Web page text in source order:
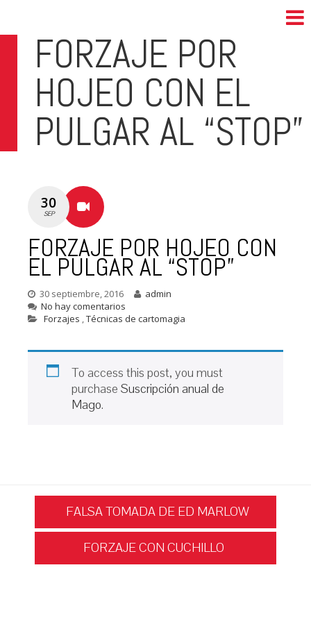
FORZAJE POR
HOJEO CON EL
PULGAR AL “STOP”
30
SEP
FORZAJE POR HOJEO CON
EL PULGAR AL “STOP”
30 septiembre, 2016
admin
No hay comentarios
Forzajes ,Técnicas de cartomagia
To access this post, you must
purchase Suscripción anual de
Mago.
Navegación
FALSA TOMADA DE ED MARLOW
FORZAJE CON CUCHILLO